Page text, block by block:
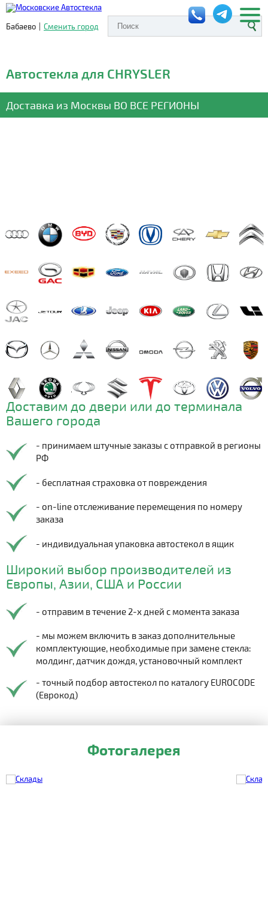
Бабаево | Сменить город
Автостекла для CHRYSLER
Доставка из Москвы ВО ВСЕ РЕГИОНЫ
Доставим до двери или до терминала
Вашего города
- принимаем штучные заказы с отправкой в регионы
РФ
- бесплатная страховка от повреждения
- on-line отслеживание перемещения по номеру
заказа
- индивидуальная упаковка автостекол в ящик
Широкий выбор производителей из
Европы, Азии, США и России
- отправим в течение 2-х дней с момента заказа
- мы можем включить в заказ дополнительные
комплектующие, необходимые при замене стекла:
молдинг, датчик дождя, установочный комплект
- точный подбор автостекол по каталогу EUROCODE
(Еврокод)
Фотогалерея